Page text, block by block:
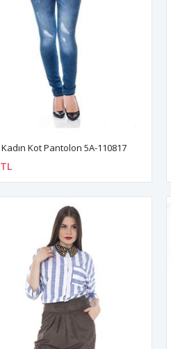
Kot Pantolon 5A-110817